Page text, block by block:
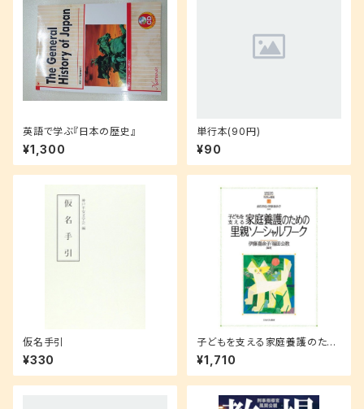
英語で学ぶ『日本の歴史』
¥1,300
単行本(90円)
¥90
仮名手引
¥330
子どもを支える家庭養護のため
の里親ソーシャルワーク
¥1,710